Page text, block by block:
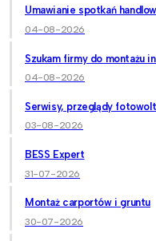
Umawianie spotkań
04-08-2026
Szukam firmy do montażu
04-08-2026
Serwisy, przeglądy
03-08-2026
BESS Expert
31-07-2026
Montaż carportów i gruntu
30-07-2026